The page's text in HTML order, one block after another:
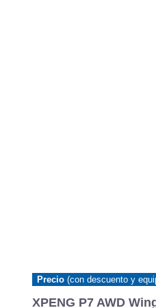
XPENG P7 AWD
Precio (con descuento y